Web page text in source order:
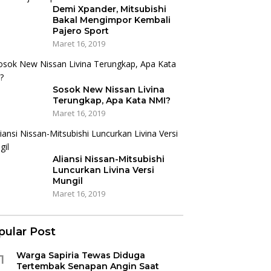
Demi Xpander, Mitsubishi
Bakal Mengimpor Kembali
Pajero Sport
Maret 16, 2019
Sosok New Nissan Livina
Terungkap, Apa Kata NMI?
Maret 16, 2019
Aliansi Nissan-Mitsubishi
Luncurkan Livina Versi
Mungil
Maret 16, 2019
Post
Warga Sapiria Tewas Diduga
Tertembak Senapan Angin Saat